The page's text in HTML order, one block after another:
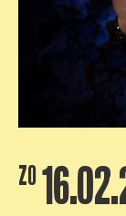
ZO